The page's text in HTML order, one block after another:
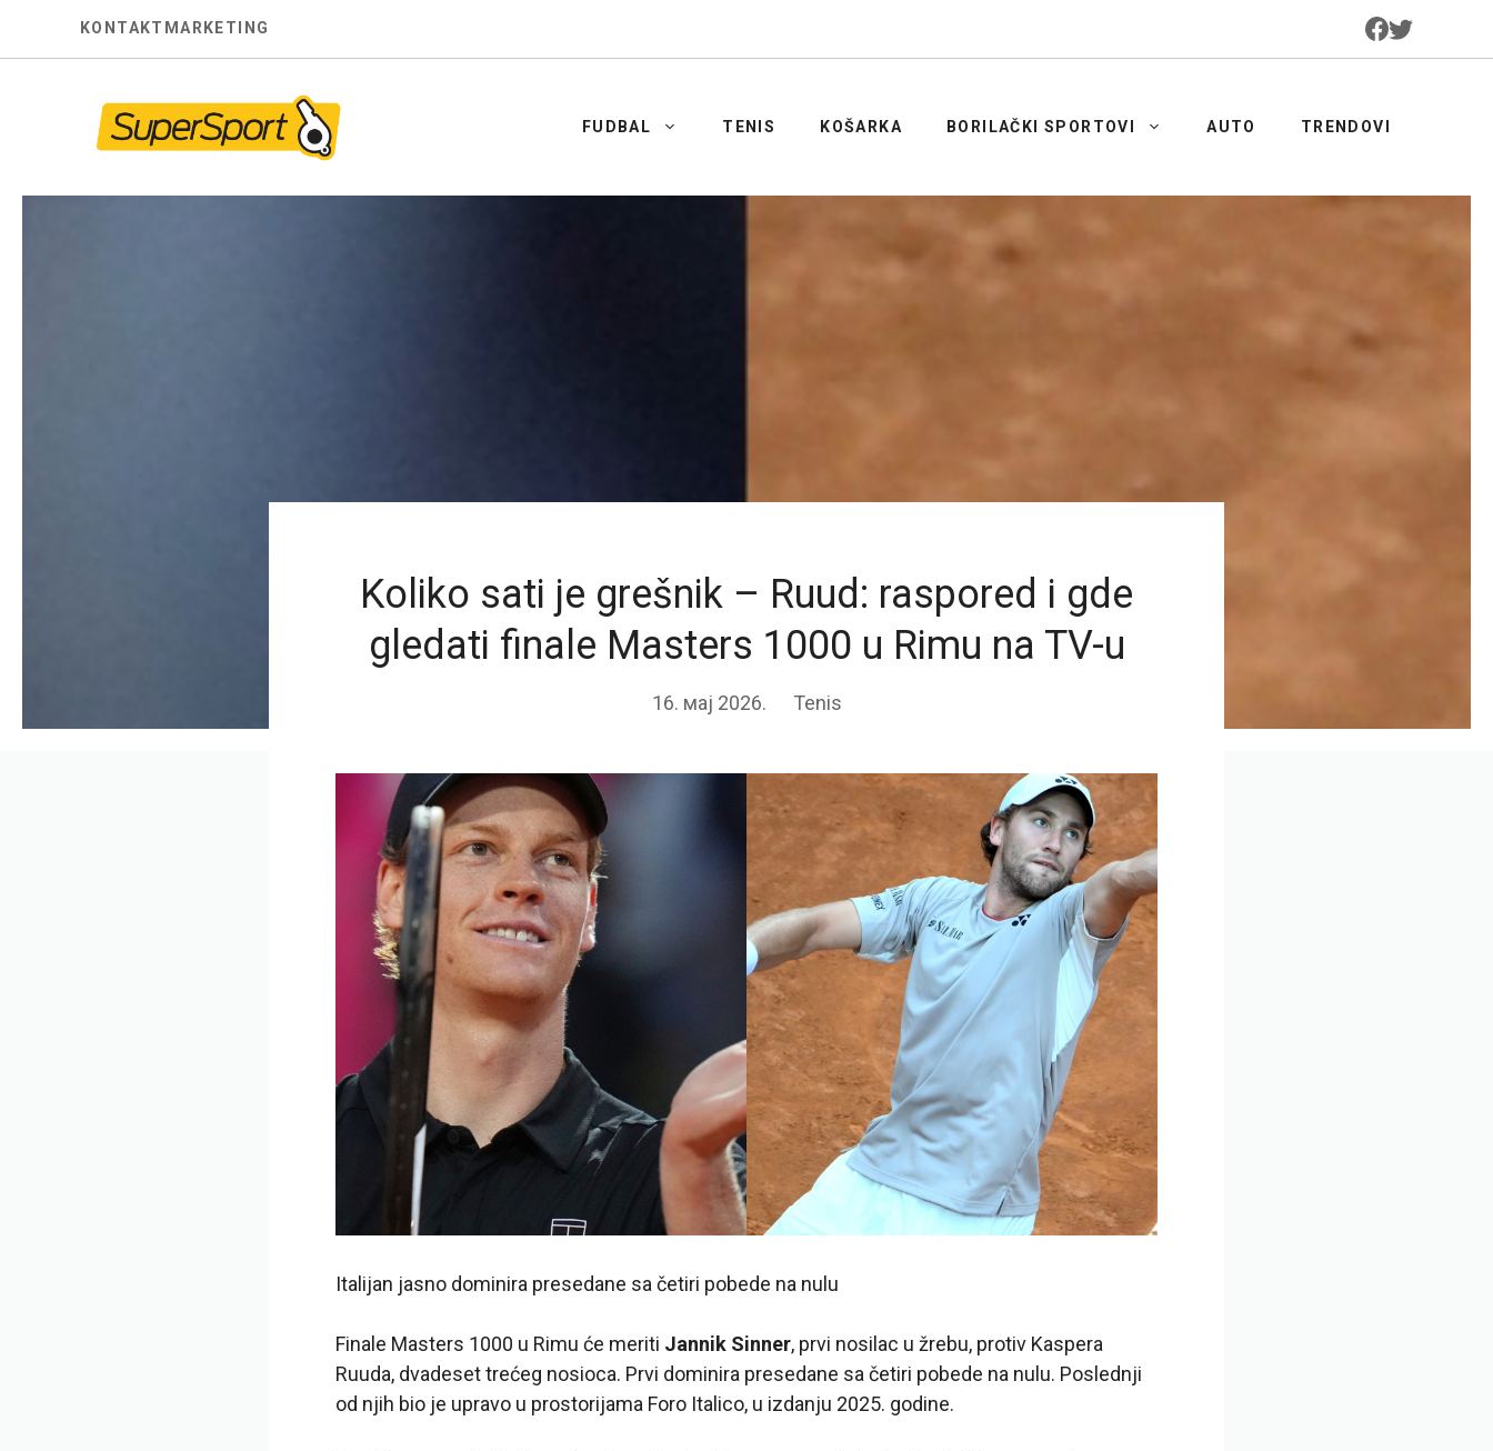
KONTAKT MARKETING
FUDBAL TENIS KOŠARKA BORILAČKI SPORTOVI AUTO TRENDOVI
Koliko sati je grešnik – Ruud: raspored i gde
gledati finale Masters 1000 u Rimu na TV-u
16. мај 2026. Tenis
Italijan jasno dominira presedane sa četiri pobede na nulu
Finale Masters 1000 u Rimu će meriti Jannik Sinner, prvi nosilac u žrebu, protiv Kaspera
Ruuda, dvadeset trećeg nosioca. Prvi dominira presedane sa četiri pobede na nulu. Poslednji
od njih bio je upravo u prostorijama Foro Italico, u izdanju 2025. godine.